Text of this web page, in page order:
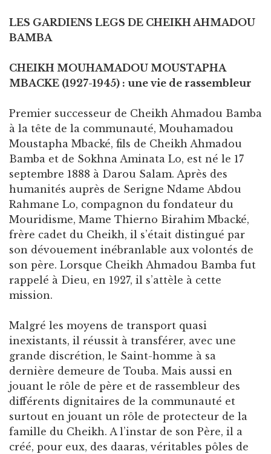
LES GARDIENS LEGS DE CHEIKH AHMADOU
BAMBA
CHEIKH MOUHAMADOU MOUSTAPHA
MBACKE (1927-1945) : une vie de rassembleur
Premier successeur de Cheikh Ahmadou Bamba
à la tête de la communauté, Mouhamadou
Moustapha Mbacké, fils de Cheikh Ahmadou
Bamba et de Sokhna Aminata Lo, est né le 17
septembre 1888 à Darou Salam. Après des
humanités auprès de Serigne Ndame Abdou
Rahmane Lo, compagnon du fondateur du
Mouridisme, Mame Thierno Birahim Mbacké,
frère cadet du Cheikh, il s’était distingué par
son dévouement inébranlable aux volontés de
son père. Lorsque Cheikh Ahmadou Bamba fut
rappelé à Dieu, en 1927, il s’attèle à cette
mission.
Malgré les moyens de transport quasi
inexistants, il réussit à transférer, avec une
grande discrétion, le Saint-homme à sa
dernière demeure de Touba. Mais aussi en
jouant le rôle de père et de rassembleur des
différents dignitaires de la communauté et
surtout en jouant un rôle de protecteur de la
famille du Cheikh. A l’instar de son Père, il a
créé, pour eux, des daaras, véritables pôles de